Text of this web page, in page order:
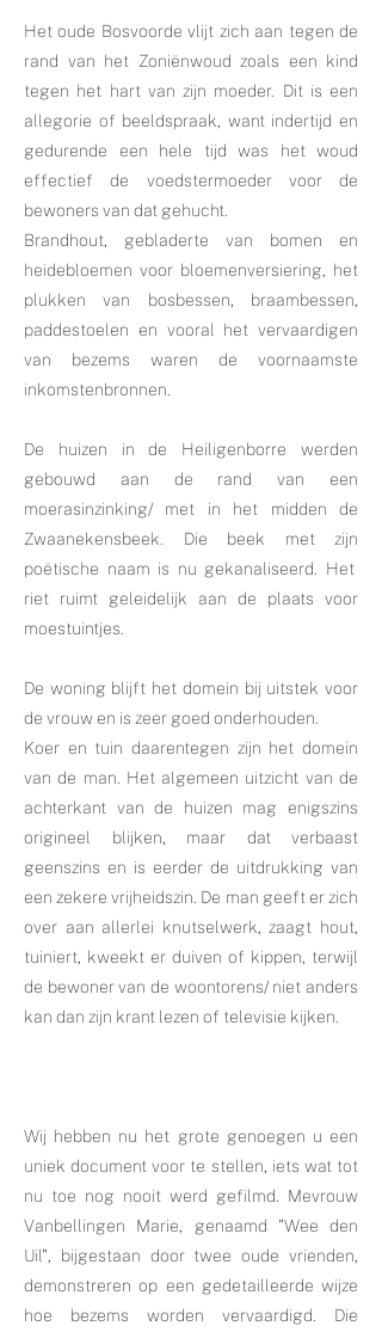
Het oude Bosvoorde vlijt zich aan tegen de
rand van het Zoniënwoud zoals een kind
tegen het hart van zijn moeder. Dit is een
allegorie of beeldspraak, want indertijd en
gedurende een hele tijd was het woud
effectief de voedstermoeder voor de
bewoners van dat gehucht.
Brandhout, gebladerte van bomen en
heidebloemen voor bloemenversiering, het
plukken van bosbessen, braambessen,
paddestoelen en vooral het vervaardigen
van bezems waren de voornaamste
inkomstenbronnen.
De huizen in de Heiligenborre werden
gebouwd aan de rand van een
moerasinzinking/ met in het midden de
Zwaanekensbeek. Die beek met zijn
poëtische naam is nu gekanaliseerd. Het
riet ruimt geleidelijk aan de plaats voor
moestuintjes.
De woning blijft het domein bij uitstek voor
de vrouw en is zeer goed onderhouden.
Koer en tuin daarentegen zijn het domein
van de man. Het algemeen uitzicht van de
achterkant van de huizen mag enigszins
origineel blijken, maar dat verbaast
geenszins en is eerder de uitdrukking van
een zekere vrijheidszin. De man geeft er zich
over aan allerlei knutselwerk, zaagt hout,
tuiniert, kweekt er duiven of kippen, terwijl
de bewoner van de woontorens/ niet anders
kan dan zijn krant lezen of televisie kijken.
Wij hebben nu het grote genoegen u een
uniek document voor te stellen, iets wat tot
nu toe nog nooit werd gefilmd. Mevrouw
Vanbellingen Marie, genaamd "Wee den
Uil", bijgestaan door twee oude vrienden,
demonstreren op een gedetailleerde wijze
hoe bezems worden vervaardigd. Die